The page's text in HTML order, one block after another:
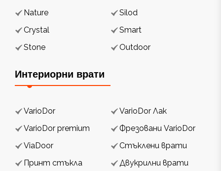
Nature
Silod
Crystal
Smart
Stone
Outdoor
Интериорни врати
VarioDor
VarioDor Лак
VarioDor premium
Фрезовани VarioDor
ViaDoor
Стъклени врати
Принт стъкла
Двукрилни врати